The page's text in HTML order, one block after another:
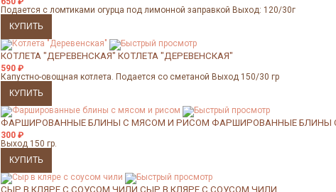
Подается с ломтиками огурца под лимонной заправкой Выход: 120/30г
КОТЛЕТА "ДЕРЕВЕНСКАЯ" КОТЛЕТА "ДЕРЕВЕНСКАЯ"
590 ₽
Капустно-овощная котлета. Подается со сметаной Выход 150/30 гр
ФАРШИРОВАННЫЕ БЛИНЫ С МЯСОМ И РИСОМ ФАРШИРОВАННЫЕ БЛИНЫ
300 ₽
Выход 150 гр.
СЫР В КЛЯРЕ С СОУСОМ ЧИЛИ СЫР В КЛЯРЕ С СОУСОМ ЧИЛИ